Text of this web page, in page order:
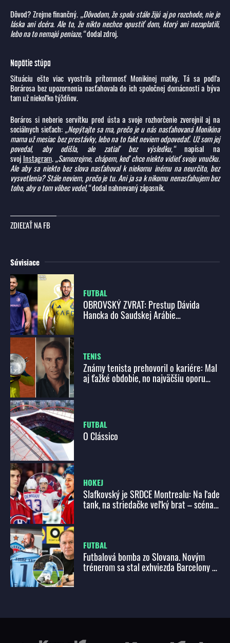
Dôvod? Zrejme finančný. „Dôvodom, že spolu stále žijú aj po rozchode, nie je
láska ani dcéra. Ale to, že nikto nechce opustiť dom, ktorý ani nezaplatili,
lebo na to nemajú peniaze,“dodal zdroj.
Napätie stúpa
Situáciu ešte viac vyostrila prítomnosť Monikinej matky. Tá sa podľa
Borárosa bez upozornenia nasťahovala do ich spoločnej domácnosti a býva
tam už niekoľko týždňov.
Boráros si neberie servítku pred ústa a svoje rozhorčenie zverejnil aj na
sociálnych sieťach: „Nepýtajte sa ma, prečo je u nás nasťahovaná Monikina
mama už mesiac bez prestávky, lebo na to fakt neviem odpovedať. Už som jej
povedal, aby odišla, ale zatiaľ bez výsledku,“napísal na
svoj Instagram.„Samozrejme, chápem, keď chce niekto vidieť svoju vnučku.
Ale aby sa niekto bez slova nasťahoval k niekomu inému na neurčito, bez
vysvetlenia? Stále neviem, prečo je tu. Ani ja sa k nikomu nenasťahujem bez
toho, aby o tom vôbec vedel,“dodal nahnevaný zápasník.
ZDIEĽAŤ NA FB
Súvisiace
FUTBAL
OBROVSKÝ ZVRAT: Prestup Dávida
Hancka do Saudskej Arábie
TENIS
Známy tenista prehovoril o kariére: Mal
aj ťažké obdobie, no najväčšiu oporu
FUTBAL
O Clássico
HOKEJ
Slafkovský je SRDCE Montrealu: Na ľade
tank, na striedačke veľký brat – scéna s
FUTBAL
Futbalová bomba zo Slovana. Novým
trénerom sa stal exhviezda Barcelony a